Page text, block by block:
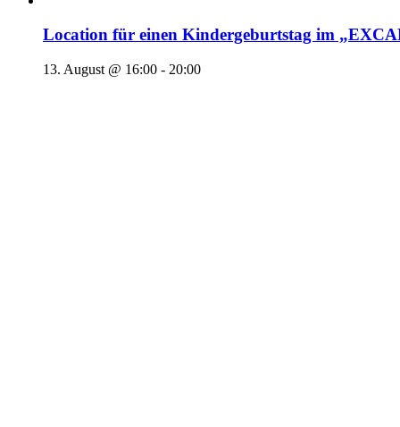
Location für einen Kindergeburtstag im
13. August @ 16:00 - 20:00